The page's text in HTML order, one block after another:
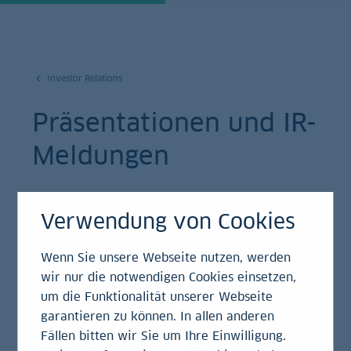
Investor Relations
Präsentationen und IR-
Meldungen
wichtigen Berichte rund um die finanzielle
Als Investor, Anleger oder Geschäftspartner sollen
Sie jederzeit im Bild über die Geschäfte der LBBW
Verwendung von Cookies
Wenn Sie unsere Webseite nutzen, werden
wir nur die notwendigen Cookies einsetzen,
um die Funktionalität unserer Webseite
garantieren zu können. In allen anderen
Fällen bitten wir Sie um Ihre Einwilligung.